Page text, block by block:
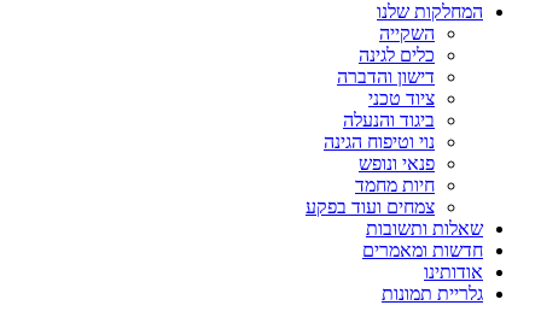
המחלקות שלנו
השקייה
כלים לגינה
דישון והדברה
ציוד טכני
ביגוד והנעלה
נוי וטיפוח הגינה
פנאי ונופש
חיות מחמד
צמחים ועוד בפקע
שאלות ותשובות
חדשות ומאמרים
אודותינו
גלריית תמונות